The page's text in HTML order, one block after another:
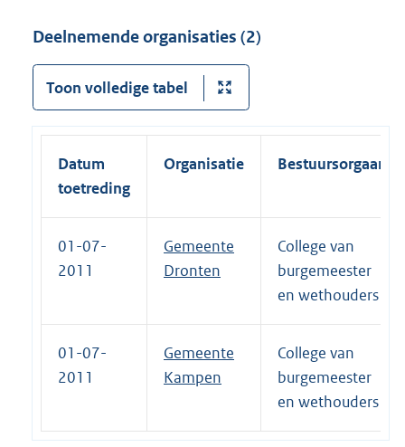
Deelnemende organisaties (2)
Toon volledige tabel
Datum
toetreding
Organisatie Bestuursorgaan
01-07-
2011
Gemeente
Dronten
College van
burgemeester
en wethouders
01-07-
2011
Gemeente
Kampen
College van
burgemeester
en wethouders